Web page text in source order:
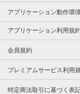
アプリケーション動作環境
アプリケーション利用規
会員規約
プレミアムサービス利用
特定商法取引に基づく表